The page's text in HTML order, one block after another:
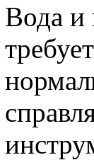
Вода и